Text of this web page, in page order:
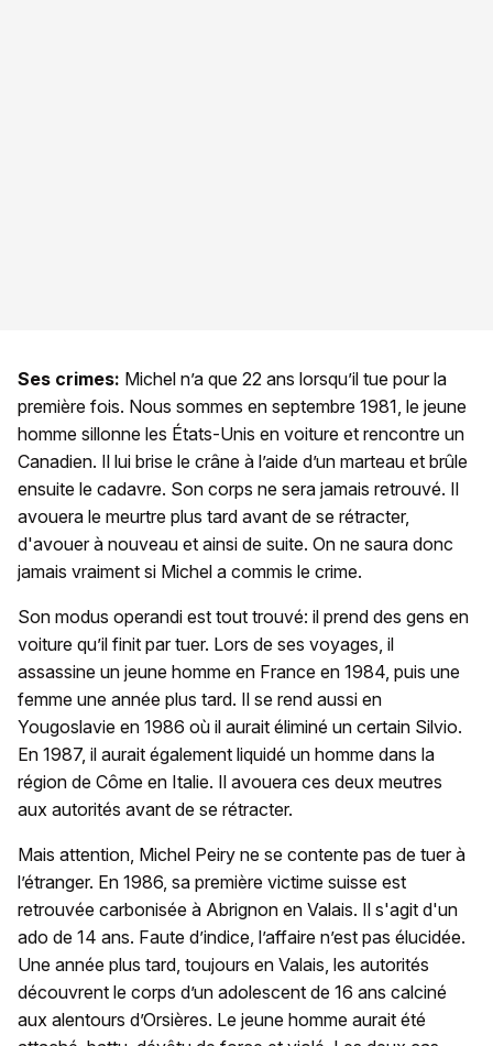
Ses crimes: Michel n’a que 22 ans lorsqu’il tue pour la
première fois. Nous sommes en septembre 1981, le jeune
homme sillonne les États-Unis en voiture et rencontre un
Canadien. Il lui brise le crâne à l’aide d’un marteau et brûle
ensuite le cadavre. Son corps ne sera jamais retrouvé. Il
avouera le meurtre plus tard avant de se rétracter,
d'avouer à nouveau et ainsi de suite. On ne saura donc
jamais vraiment si Michel a commis le crime.
Son modus operandi est tout trouvé: il prend des gens en
voiture qu’il finit par tuer. Lors de ses voyages, il
assassine un jeune homme en France en 1984, puis une
femme une année plus tard. Il se rend aussi en
Yougoslavie en 1986 où il aurait éliminé un certain Silvio.
En 1987, il aurait également liquidé un homme dans la
région de Côme en Italie. Il avouera ces deux meutres
aux autorités avant de se rétracter.
Mais attention, Michel Peiry ne se contente pas de tuer à
l’étranger. En 1986, sa première victime suisse est
retrouvée carbonisée à Abrignon en Valais. Il s'agit d'un
ado de 14 ans. Faute d’indice, l’affaire n’est pas élucidée.
Une année plus tard, toujours en Valais, les autorités
découvrent le corps d’un adolescent de 16 ans calciné
aux alentours d’Orsières. Le jeune homme aurait été